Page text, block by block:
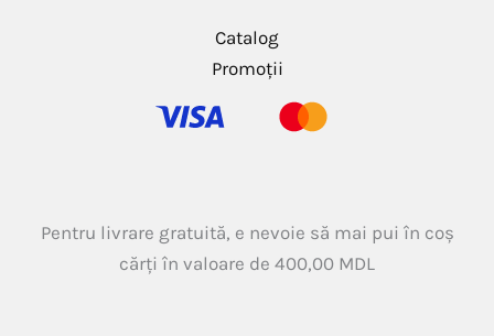
Catalog
Promoții
Pentru livrare gratuită, e nevoie să mai pui în coș
cărți în valoare de 400,00 MDL